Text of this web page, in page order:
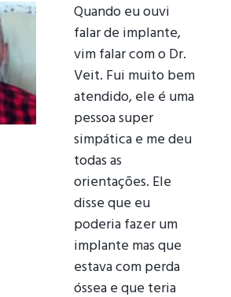
Quando eu ouvi
falar de implante,
vim falar com o Dr.
Veit. Fui muito bem
atendido, ele é uma
pessoa super
simpática e me deu
todas as
orientações. Ele
disse que eu
poderia fazer um
implante mas que
estava com perda
óssea e que teria